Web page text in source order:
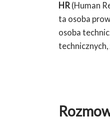
HR (Human
ta osoba
osoba